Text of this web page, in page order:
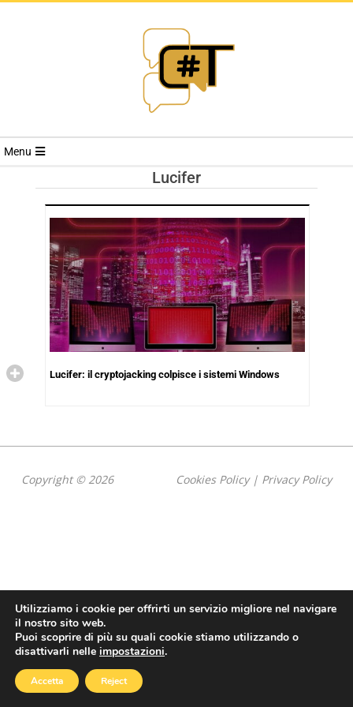
RIVISTA
TRENDS
Menu
Lucifer
Lucifer: il cryptojacking colpisce i sistemi Windows
Copyright © 2026 Cookies Policy| Privacy Policy
Utilizziamo i cookie per offrirti un servizio migliore nel navigare
il nostro sito web.
Puoi scoprire di più su quali cookie stiamo utilizzando o
disattivarli nelle impostazioni.
Accetta Reject